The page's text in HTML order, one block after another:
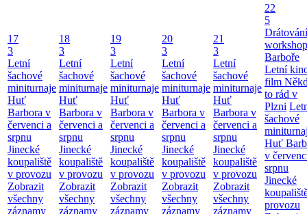
17
3
Letní
šachové
miniturnaje
Huť
Barbora v
červenci a
srpnu
Jinecké
koupaliště
v provozu
Zobrazit
všechny
záznamy
18
3
Letní
šachové
miniturnaje
Huť
Barbora v
červenci a
srpnu
Jinecké
koupaliště
v provozu
Zobrazit
všechny
záznamy
19
3
Letní
šachové
miniturnaje
Huť
Barbora v
červenci a
srpnu
Jinecké
koupaliště
v provozu
Zobrazit
všechny
záznamy
20
3
Letní
šachové
miniturnaje
Huť
Barbora v
červenci a
srpnu
Jinecké
koupaliště
v provozu
Zobrazit
všechny
záznamy
21
3
Letní
šachové
miniturnaje
Huť
Barbora v
červenci a
srpnu
Jinecké
koupaliště
v provozu
Zobrazit
všechny
záznamy
22
5
Barboře
Letní
film
to rád v
Plzni
šachové
Huť
v
srpnu
Jinecké
provozu